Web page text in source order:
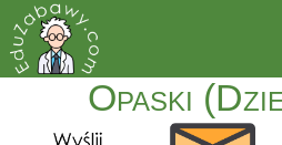
Opaski